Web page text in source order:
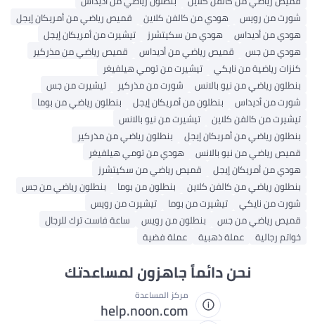
شورت من رويس
هودي من كالفن كلاين
قميص رياضي من أمريكان إيجل
هودي من أديداس
هودي من سكيتشرز
تيشيرت من أمريكان إيجل
هودي من جس
قميص رياضي من أديداس
قميص رياضي من مذركير
كنزات رياضية من نايكي
تيشيرت من تومي هيلفيغر
بنطلون رياضي من نيو بالانس
شورت من مذركير
تيشيرت من جس
شورت من أديداس
بنطلون من أمريكان إيجل
بنطلون رياضي من بوما
تيشيرت من كالفن كلاين
تيشيرت من نيو بالانس
بنطلون رياضي من أمريكان إيجل
بنطلون رياضي من مذركير
قميص رياضي من نيو بالانس
هودي من تومي هيلفيغر
هودي من أمريكان إيجل
قميص رياضي من سكيتشرز
بنطلون رياضي من كالفن كلاين
بنطلون من بوما
بنطلون رياضي من جس
شورت من نايكي
تيشيرت من بوما
تيشيرت من رويس
قميص رياضي من جس
بنطلون من رويس
ساعة فاست ترك للرجال
خواتم رجالية
عملة ذهبية عملة فضية
نحن دائماً جاهزون لمساعدتك
مركز المساعدة
help.noon.com